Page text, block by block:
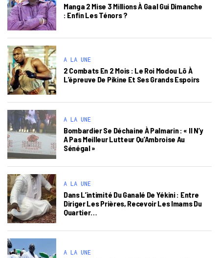
Manga 2 Mise 3 Millions À Gaal Gui Dimanche
: Enfin Les Ténors ?
A LA UNE
2 Combats En 2 Mois : Le Roi Modou Lô À
L’épreuve De Pikine Et Ses Grands Espoirs
A LA UNE
Bombardier Se Déchaine À Palmarin : « Il N’y
A Pas Meilleur Lutteur Qu’Ambroise Au
Sénégal »
A LA UNE
Dans L’intimité Du Ganalé De Yékini : Entre
Diriger Les Prières, Recevoir Les Imams Du
Quartier…
A LA UNE